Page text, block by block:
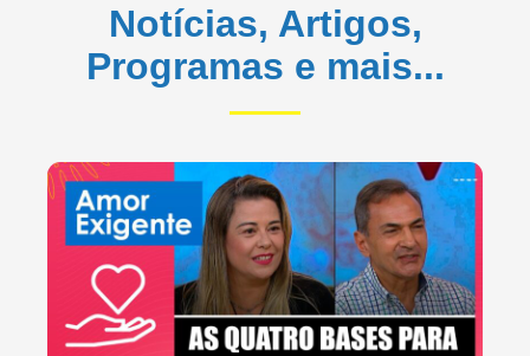
Notícias, Artigos,
Programas e mais...